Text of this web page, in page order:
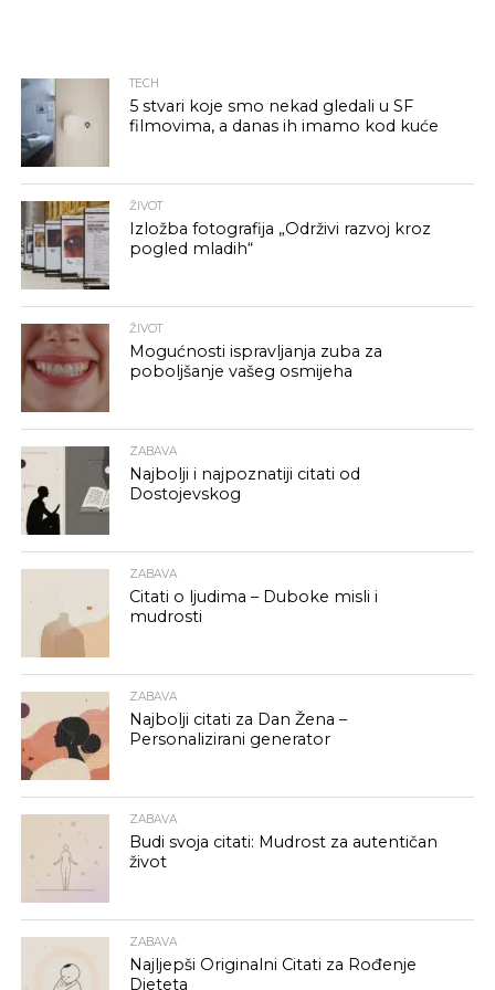
TECH
5 stvari koje smo nekad gledali u SF
filmovima, a danas ih imamo kod kuće
ŽIVOT
Izložba fotografija „Održivi razvoj kroz
pogled mladih“
ŽIVOT
Mogućnosti ispravljanja zuba za
poboljšanje vašeg osmijeha
ZABAVA
Najbolji i najpoznatiji citati od
Dostojevskog
ZABAVA
Citati o ljudima – Duboke misli i
mudrosti
ZABAVA
Najbolji citati za Dan Žena –
Personalizirani generator
ZABAVA
Budi svoja citati: Mudrost za autentičan
život
ZABAVA
Najljepši Originalni Citati za Rođenje
Djeteta